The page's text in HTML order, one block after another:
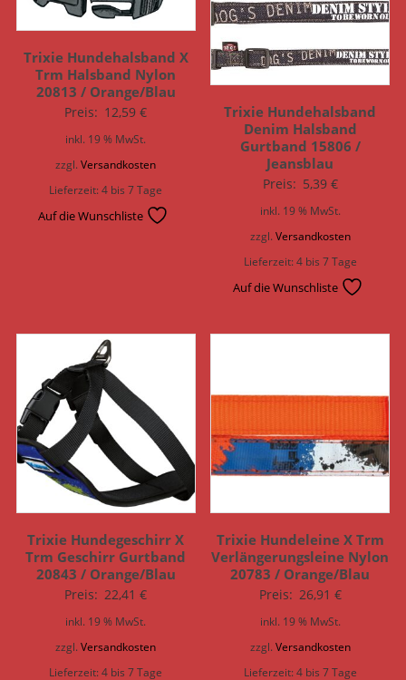
Trixie Hundehalsband X
Trm Halsband Nylon
20813 / Orange/Blau
Preis: 12,59€
inkl. 19 % MwSt.
zzgl.Versandkosten
Lieferzeit:4 bis 7 Tage
Auf die Wunschliste
Trixie Hundehalsband
Denim Halsband
Gurtband 15806 /
Jeansblau
Preis: 5,39 €
inkl. 19 % MwSt.
zzgl. Versandkosten
Lieferzeit:4 bis 7 Tage
Auf die Wunschliste
Trixie Hundegeschirr X
Trm Geschirr Gurtband
20843 / Orange/Blau
Preis: 22,41€
inkl. 19 % MwSt.
zzgl.Versandkosten
Lieferzeit:4 bis 7 Tage
Trixie Hundeleine X Trm
Verlängerungsleine Nylon
20783 / Orange/Blau
Preis: 26,91 €
inkl. 19 % MwSt.
zzgl. Versandkosten
Lieferzeit:4 bis 7 Tage